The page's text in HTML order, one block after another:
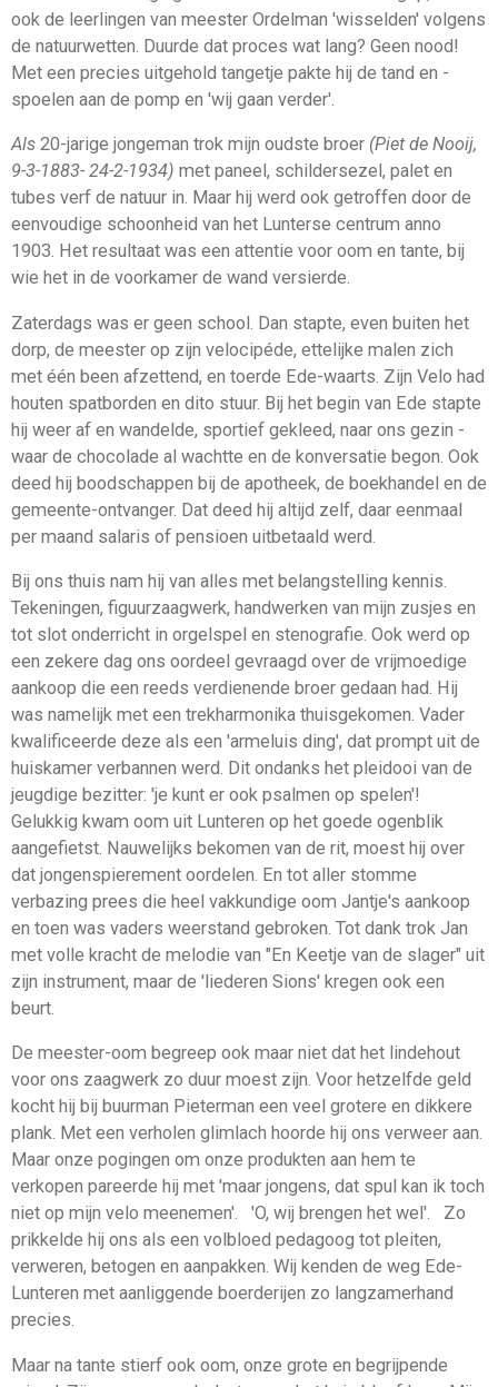
ook de leerlingen van meester Ordelman 'wisselden' volgens
de natuurwetten. Duurde dat proces wat lang? Geen nood!
Met een precies uitgehold tangetje pakte hij de tand en -
spoelen aan de pomp en 'wij gaan verder'.
Als 20-jarige jongeman trok mijn oudste broer (Piet de Nooij,
9-3-1883- 24-2-1934) met paneel, schildersezel, palet en
tubes verf de natuur in. Maar hij werd ook getroffen door de
eenvoudige schoonheid van het Lunterse centrum anno
1903. Het resultaat was een attentie voor oom en tante, bij
wie het in de voorkamer de wand ver­sierde.
Zaterdags was er geen school. Dan stapte, even buiten het
dorp, de meester op zijn velocipéde, ettelijke malen zich
met één been afzettend, en toerde Ede-waarts. Zijn Velo had
houten spatborden en dito stuur. Bij het begin van Ede stapte
hij weer af en wandelde, sportief gekleed, naar ons gezin -
waar de chocolade al wachtte en de konversatie begon. Ook
deed hij boodschappen bij de apotheek, de boekhandel en de
gemeente-ontvanger. Dat deed hij altijd zelf, daar eenmaal
per maand salaris of pensioen uitbetaald werd.
Bij ons thuis nam hij van alles met belangstelling kennis.
Tekeningen, figuurzaagwerk, handwerken van mijn zusjes en
tot slot onderricht in orgelspel en stenografie. Ook werd op
een zekere dag ons oordeel gevraagd over de vrijmoedige
aankoop die een reeds verdienende broer gedaan had. Hij
was namelijk met een trekharmonika thuisgekomen. Vader
kwali­ficeerde deze als een 'armeluis ding', dat prompt uit de
huis­kamer verbannen werd. Dit ondanks het pleidooi van de
jeug­dige bezitter: 'je kunt er ook psalmen op spelen'!
Gelukkig kwam oom uit Lunteren op het goede ogenblik
aangefietst. Nauwelijks bekomen van de rit, moest hij over
dat jongens­pierement oordelen. En tot aller stomme
verbazing prees die heel vakkundige oom Jantje's aankoop
en toen was vaders weer­stand gebroken. Tot dank trok Jan
met volle kracht de melodie van "En Keetje van de slager" uit
zijn instrument, maar de 'liederen Sions' kregen ook een
beurt.
De meester-oom begreep ook maar niet dat het lindehout
voor ons zaagwerk zo duur moest zijn. Voor hetzelfde geld
kocht hij bij buurman Pieterman een veel grotere en dikkere
plank. Met een verholen glimlach hoorde hij ons verweer aan.
Maar onze pogingen om onze produkten aan hem te
verkopen pareerde hij met 'maar jongens, dat spul kan ik toch
niet op mijn velo meenemen'. 'O, wij brengen het wel'. Zo
prikkelde hij ons als een volbloed pedagoog tot pleiten,
verweren, be­togen en aanpakken. Wij kenden de weg Ede-
Lunteren met aanliggende boerderijen zo langzamerhand
precies.
Maar na tante stierf ook oom, onze grote en begrijpende